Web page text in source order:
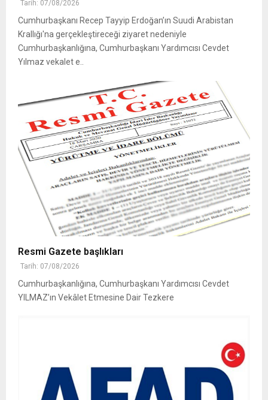
Tarih: 07/08/2026
Cumhurbaşkanı Recep Tayyip Erdoğan’ın Suudi Arabistan
Krallığı'na gerçekleştireceği ziyaret nedeniyle
Cumhurbaşkanlığına, Cumhurbaşkanı Yardımcısı Cevdet
Yılmaz vekalet e..
Resmi Gazete başlıkları
Tarih: 07/08/2026
Cumhurbaşkanlığına, Cumhurbaşkanı Yardımcısı Cevdet
YILMAZ’ın Vekâlet Etmesine Dair Tezkere